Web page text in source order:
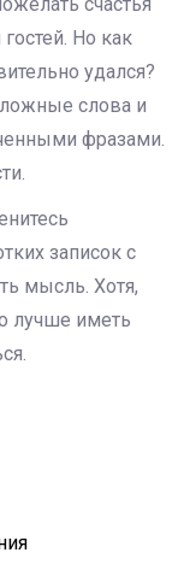
Но как
удался?
слова и
фразами.
записок с
мысль. Хотя,
лучше иметь